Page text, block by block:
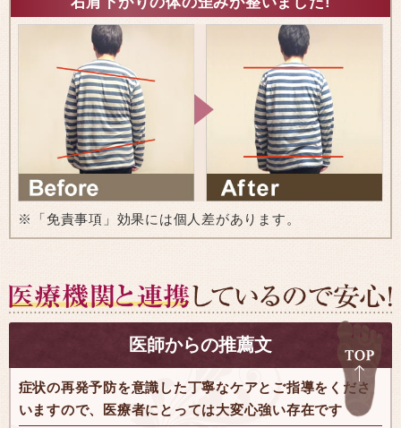
※「免責事項」効果には個人差があります。
医師からの推薦文
症状の再発予防を意識した丁寧なケアとご指導をくださ
いますので、医療者にとっては大変心強い存在です